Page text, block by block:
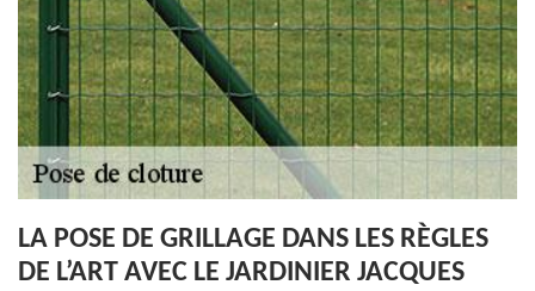
LA POSE DE GRILLAGE DANS LES RÈGLES
DE L’ART AVEC LE JARDINIER JACQUES